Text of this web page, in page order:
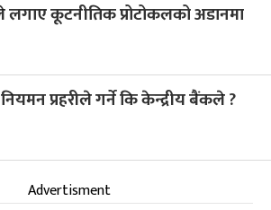
कूटनीतिक प्रोटोकलको अडानमा
प्रहरीले गर्ने कि केन्द्रीय बैंकले ?
Advertisment